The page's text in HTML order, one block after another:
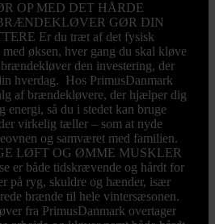
OP MED DET HÅRDE
GØR DIN
Er du træt af det fysisk
øksen, hver gang du skal kløve
den investering, der
hverdag. Hos PrimusDanmark
af brændekløvere, der hjælper dig
energi, så du i stedet kan bruge
virkelig tæller – som at nyde
og samværet med familien.
LØFT OG ØMME MUSKLER
er både tidskrævende og hårdt for
på ryg, skuldre og hænder, især
brænde til hele vintersæsonen.
fra PrimusDanmark overtager